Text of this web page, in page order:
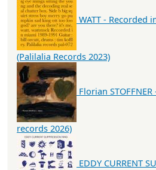
WATT - Recorded
(Palilalia Records 2023)
Florian
records 2026)
EDDY CURRENT